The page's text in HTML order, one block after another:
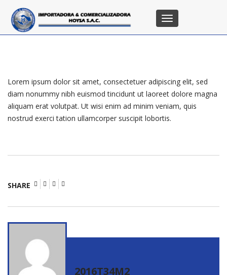
Toggle
navigation
Lorem ipsum dolor sit amet, consectetuer adipiscing elit, sed
diam nonummy nibh euismod tincidunt ut laoreet dolore magna
aliquam erat volutpat. Ut wisi enim ad minim veniam, quis
nostrud exerci tation ullamcorper suscipit lobortis.
SHARE
2016T34M2